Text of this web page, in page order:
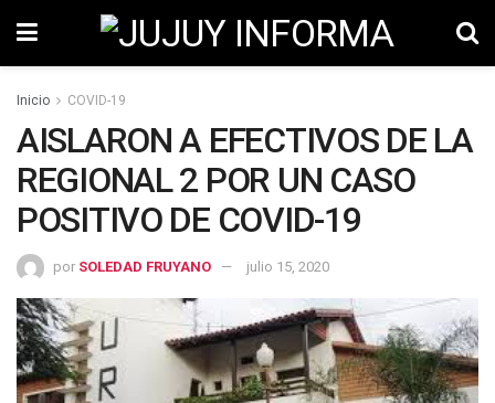
Inicio COVID-19
AISLARON A EFECTIVOS DE LA
REGIONAL 2 POR UN CASO
POSITIVO DE COVID-19
por SOLEDAD FRUYANO julio 15, 2020